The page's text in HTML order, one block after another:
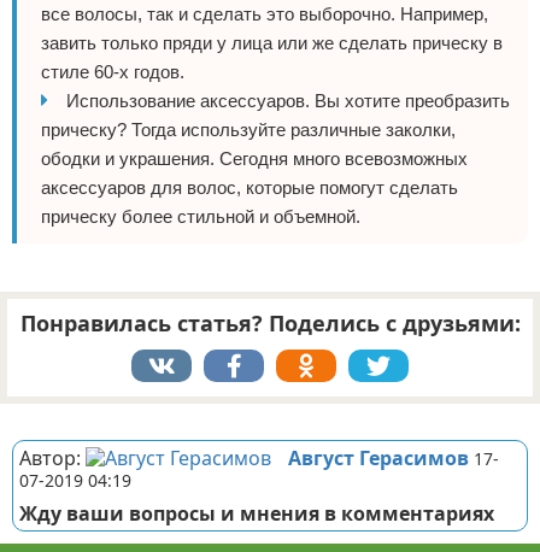
все волосы, так и сделать это выборочно. Например,
завить только пряди у лица или же сделать прическу в
стиле 60-х годов.
Использование аксессуаров. Вы хотите преобразить
прическу? Тогда используйте различные заколки,
ободки и украшения. Сегодня много всевозможных
аксессуаров для волос, которые помогут сделать
прическу более стильной и объемной.
Понравилась статья? Поделись с друзьями:
Автор: Август Герасимов 17-
07-2019 04:19
Жду ваши вопросы и мнения в комментариях